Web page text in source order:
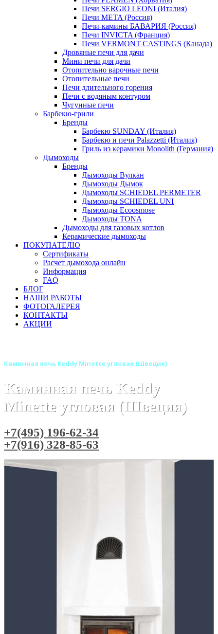
Печи SERGIO LEONI (Италия)
Печи META (Россия)
Печи-камины БАВАРИЯ (Россия)
Печи INVICTA (Франция)
Печи VERMONT CASTINGS (Канада)
Дровяные печи для дачи
Мини печи для дачи
Отопительно варочные печи
Отопительные печи
Печи длительного горения
Печи с водяным контуром
Чугунные печи
Барбекю-грили
Бренды
Барбекю SUNDAY (Италия)
Барбекю и печи Palazzetti (Италия)
Гриль из керамики Monolith (Германия)
Дымоходы
Бренды
Дымоходы Вулкан
Дымоходы Дымок
Дымоходы SCHIEDEL PERMETER
Дымоходы SCHIEDEL UNI
Дымоходы Ecoosmose
Дымоходы TONA
Дымоходы для газовых котлов
Керамические дымоходы
ПОКУПАТЕЛЮ
Сертификаты
Расчет дымохода онлайн
Информация
FAQ
БЛОГ
НАШИ РАБОТЫ
ФОТОГАЛЕРЕЯ
КОНТАКТЫ
АКЦИИ
Каминная печь Keddy Minette угловая (Швеция)
Каминная печь Keddy
Minette угловая (Швеция)
+7(495) 196-62-34
+7(916) 328-85-63